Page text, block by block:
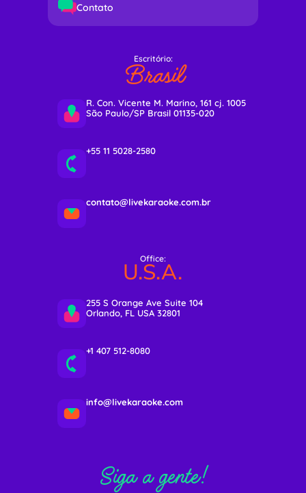
Contato
Escritório:
Brasil
R. Con. Vicente M. Marino, 161 cj. 1005
São Paulo/SP Brasil 01135-020
+55 11 5028-2580
contato@livekaraoke.com.br
Office:
U.S.A.
255 S Orange Ave Suite 104
Orlando, FL USA 32801
+1 407 512-8080
info@livekaraoke.com
Siga a gente!